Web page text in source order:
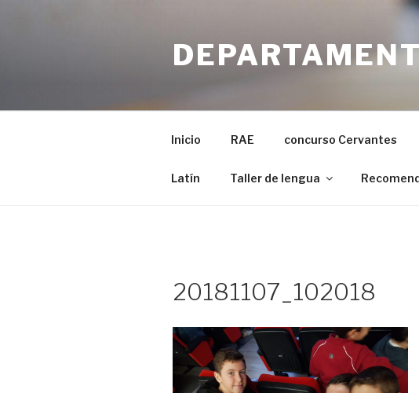
Inicio RAE concurso Cervantes
Latín Taller de lengua
20181107_102018